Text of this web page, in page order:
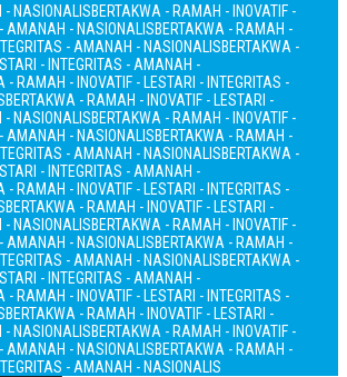
- NASIONALISBERTAKWA - RAMAH - INOVATIF -
AMANAH - NASIONALISBERTAKWA - RAMAH -
- AMANAH - NASIONALISBERTAKWA -
- INTEGRITAS - AMANAH -
- RAMAH - INOVATIF - LESTARI - INTEGRITAS -
BERTAKWA - RAMAH - INOVATIF - LESTARI -
- NASIONALISBERTAKWA - RAMAH - INOVATIF -
AMANAH - NASIONALISBERTAKWA - RAMAH -
- AMANAH - NASIONALISBERTAKWA -
- INTEGRITAS - AMANAH -
- RAMAH - INOVATIF - LESTARI - INTEGRITAS -
BERTAKWA - RAMAH - INOVATIF - LESTARI -
- NASIONALISBERTAKWA - RAMAH - INOVATIF -
AMANAH - NASIONALISBERTAKWA - RAMAH -
- AMANAH - NASIONALISBERTAKWA -
- INTEGRITAS - AMANAH -
- RAMAH - INOVATIF - LESTARI - INTEGRITAS -
BERTAKWA - RAMAH - INOVATIF - LESTARI -
- NASIONALISBERTAKWA - RAMAH - INOVATIF -
AMANAH - NASIONALISBERTAKWA - RAMAH -
- AMANAH - NASIONALIS